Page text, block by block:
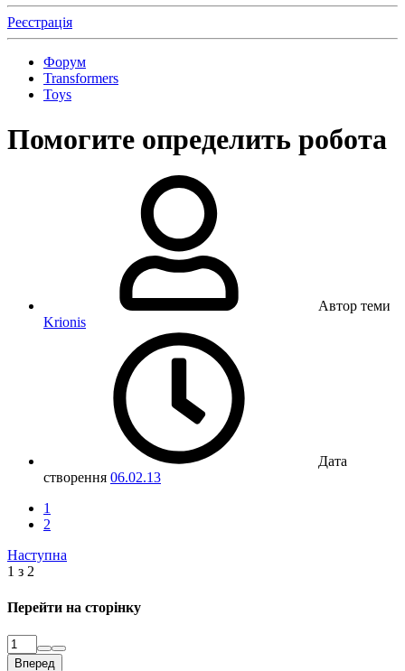
Реєстрація
Форум
Transformers
Toys
Помогите определить робота
Автор теми
Krionis
Дата
створення 06.02.13
1
2
Наступна
1 з 2
Перейти на сторінку
Вперед